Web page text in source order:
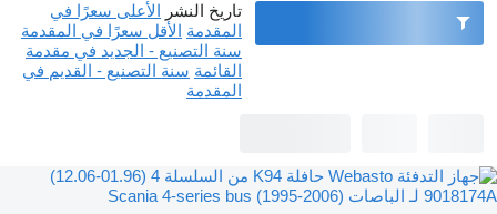
تاريخ النشر الأعلى سعرًا في
المقدمة الأقل سعرًا في المقدمة
سنة التصنيع - الجديد في مقدمة
القائمة سنة التصنيع - القديم في
المقدمة